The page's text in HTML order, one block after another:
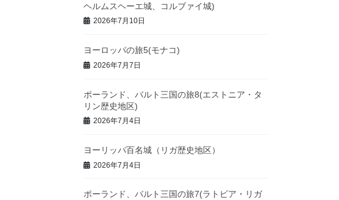
ヘルムスヘーエ城、コルブァイ城)
2026年7月10日
ヨーロッパの旅5(モナコ)
2026年7月7日
ポーランド、バルト三国の旅8(エストニア・タ
リン歴史地区)
2026年7月4日
ヨーリッパ百名城（リガ歴史地区）
2026年7月4日
ポーランド、バルト三国の旅7(ラトビア・リガ